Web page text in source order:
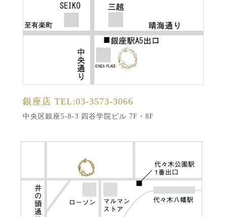
銀座店 TEL:03-3573-3066
中央区銀座5-8-3 四谷学院ビル 7F・8F